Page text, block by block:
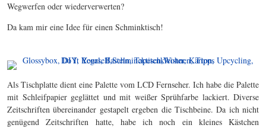
Wegwerfen oder wiederverwerten?
Da kam mir eine Idee für einen Schminktisch!
Als Tischplatte dient eine Palette vom LCD Fernseher. Ich habe die Palette
mit Schleifpapier geglättet und mit weißer Sprühfarbe lackiert. Diverse
Zeitschriften übereinander gestapelt ergeben die Tischbeine. Da ich nicht
genügend Zeitschriften hatte, habe ich noch ein kleines Kästchen